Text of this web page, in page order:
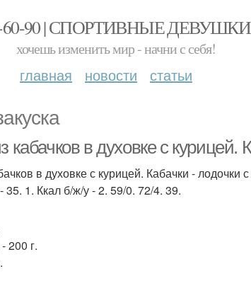
60-90 | СПОРТИВНЫЕ ДЕВУШКИ
хочешь изменить мир - начни с себя!
главная новости статьи
кабачков в духовке с курицей.
в духовке с курицей. Кабачки - лодочки
1. Ккал б/ж/у - 2. 59/0. 72/4. 39.
200 г.